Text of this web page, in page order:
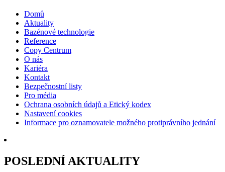
Domů
Aktuality
Bazénové technologie
Reference
Copy Centrum
O nás
Kariéra
Kontakt
Bezpečnostní listy
Pro média
Ochrana osobních údajů a Etický kodex
Nastavení cookies
Informace pro oznamovatele možného protiprávního jednání
POSLEDNÍ AKTUALITY